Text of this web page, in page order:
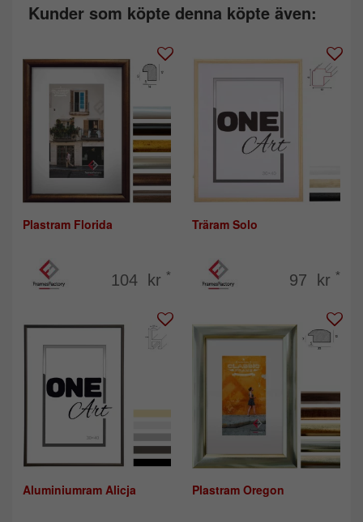
Kunder som köpte denna köpte även:
Plastram Florida
104 kr *
Träram Solo
97 kr *
Aluminiumram Alicja Plastram Oregon